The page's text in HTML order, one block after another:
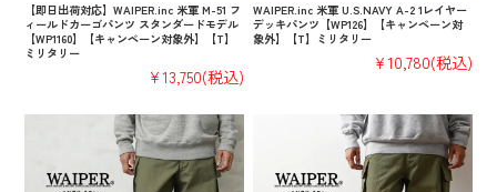
【即日出荷対応】WAIPER.inc 米軍 M-51 フ
ィールドカーゴパンツ スタンダードモデル
【WP1160】【キャンペーン対象外】【T】
ミリタリー
¥13,750(税込)
WAIPER.inc 米軍 U.S.NAVY A-2 1レイヤー
デッキパンツ【WP126】【キャンペーン対
象外】【T】ミリタリー
¥10,780(税込)